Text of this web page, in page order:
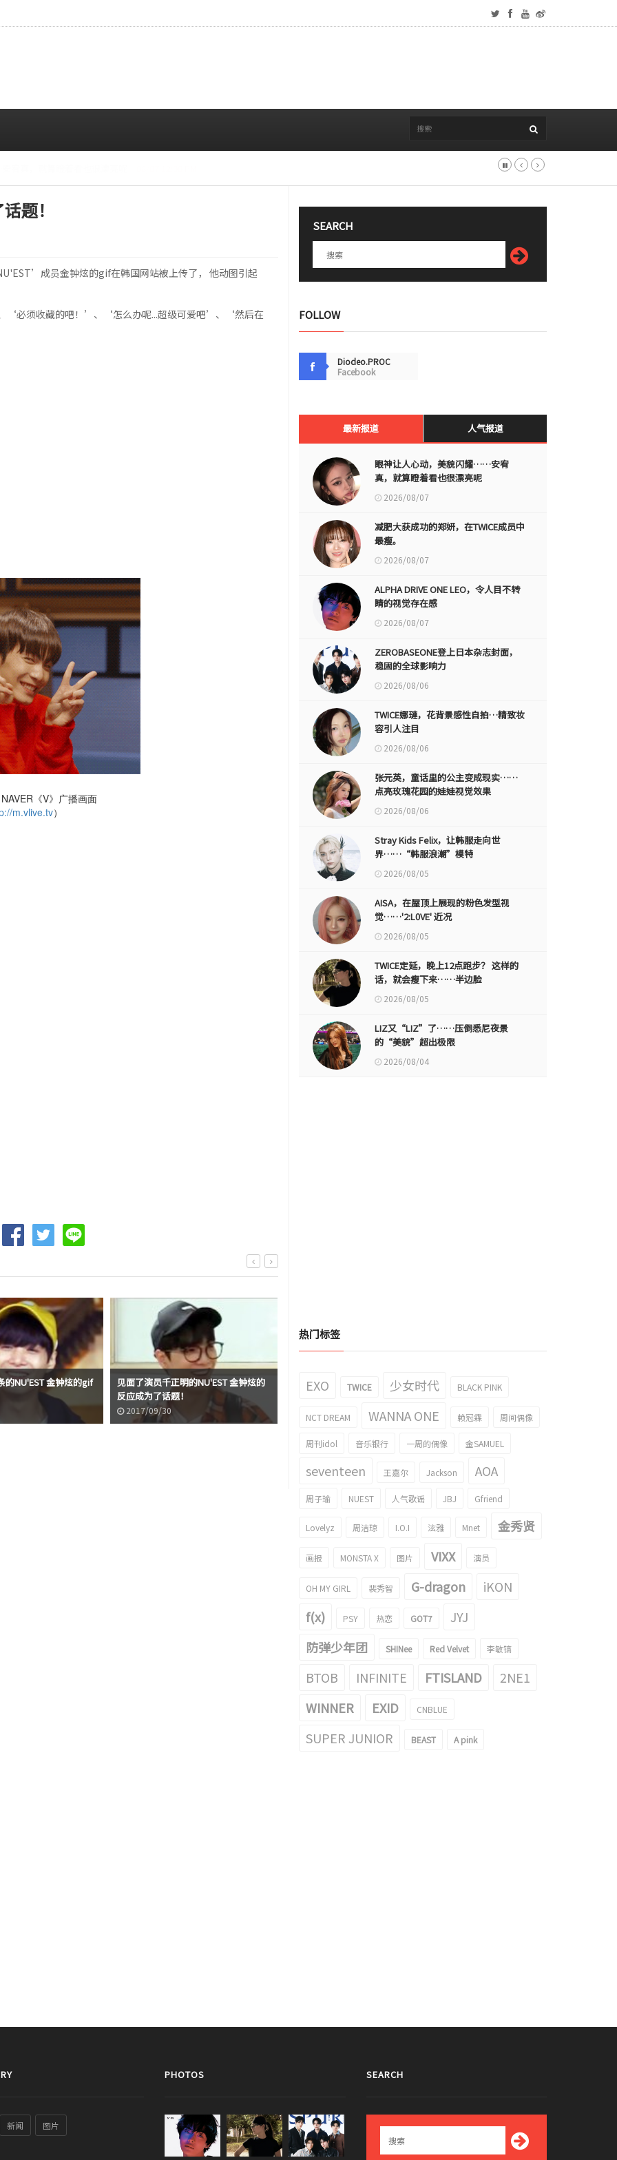
题！
成员金钟炫的gif在韩国网站被上传了， 他动图引起
‘必须收藏的吧！’、‘怎么办呢...超级可爱吧’、‘然后在
《V》广播画面
m.vlive.tv）
的NU'EST 金钟炫的gif
见面了演员千正明的NU'EST 金钟炫的
反应成为了话题！
2017/09/30
NU'EST 金钟炫的使用筷子、勺子的方
式很可爱，gif成为了话题！
NU'EST 金钟炫的方便面'哥哥呀'颂成为
SEARCH
FOLLOW
Diodeo.PROC
Facebook
最新报道 人气报道
眼神让人心动，美貌闪耀……安宥
真，就算瞪着看也很漂亮呢
2026/08/07
减肥大获成功的郑妍，在TWICE成员中
最瘦。
2026/08/07
ALPHA DRIVE ONE LEO，令人目不转
睛的视觉存在感
2026/08/07
ZEROBASEONE登上日本杂志封面，
稳固的全球影响力
2026/08/06
TWICE娜璉，花背景感性自拍…精致妆
容引人注目
2026/08/06
张元英，童话里的公主变成现实……
点亮玫瑰花园的娃娃视觉效果
2026/08/06
Stray Kids Felix，让韩服走向世
界……“韩服浪潮”模特
2026/08/05
AISA，在屋顶上展现的粉色发型视
觉……'2:L0VE' 近况
2026/08/05
TWICE定延，晚上12点跑步？ 这样的
话，就会瘦下来……半边脸
2026/08/05
LIZ又“LIZ”了……压倒悉尼夜景
的“美貌”超出极限
2026/08/04
热门标签
EXO TWICE 少女时代 BLACK PINK
NCT DREAM WANNA ONE 赖冠霖 周间偶像
周刊idol 音乐银行 一周的偶像 金SAMUEL
seventeen 王嘉尔 Jackson AOA
周子瑜 NUEST 人气歌谣 JBJ Gfriend
Lovelyz 周洁琼 I.O.I 泫雅 Mnet 金秀贤
画报 MONSTA X 图片 VIXX 演员
OH MY GIRL 裴秀智 G-dragon
iKON
f(x)
PSY 热恋 GOT7
JYJ
防弹少年团
SHINee Red Velvet 李敏镐
BTOB INFINITE FTISLAND
2NE1
WINNER
EXID CNBLUE
SUPER JUNIOR BEAST A pink
新闻 图片
PHOTOS SEARCH